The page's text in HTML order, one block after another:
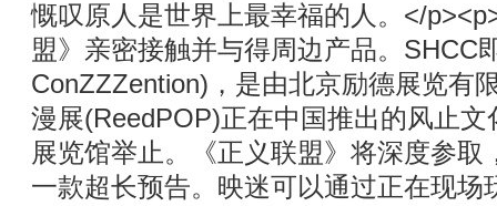
慨叹原人是世界上最幸福的人。</
盟》亲密接触并与得周边产品。SHCC
ConZZZention)，是由北京励德展览有
漫展(ReedPOP)正在中国推出的风止
展览馆举止。《正义联盟》将深度参
一款超长预告。映迷可以通过正在现